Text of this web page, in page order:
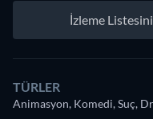
İzleme
TÜRLER
Animasyon, Komedi, Suç,